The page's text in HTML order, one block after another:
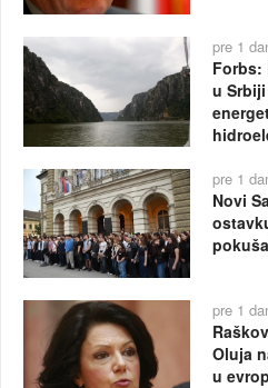
pre 1
Forbs:
u
pre 1
Novi
pre 1
Oluja
u